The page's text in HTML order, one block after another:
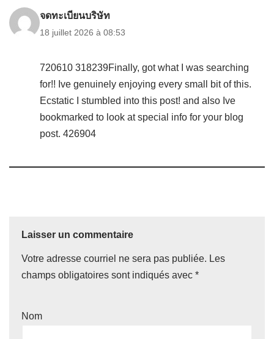
จดทะเบียนบริษัท
18 juillet 2026 à 08:53
720610 318239Finally, got what I was searching
for!! Ive genuinely enjoying every small bit of this.
Ecstatic I stumbled into this post! and also Ive
bookmarked to look at special info for your blog
post. 426904
Laisser un commentaire
Votre adresse courriel ne sera pas publiée. Les
champs obligatoires sont indiqués avec *
Nom